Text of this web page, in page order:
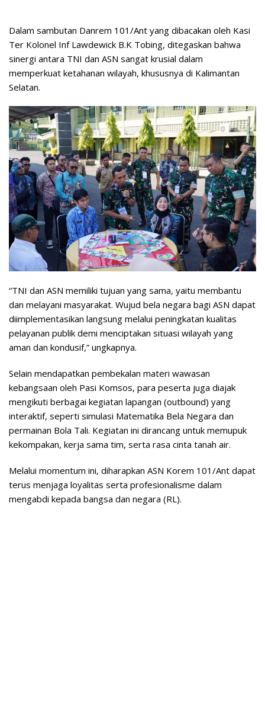
Dalam sambutan Danrem 101/Ant yang dibacakan oleh Kasi
Ter Kolonel Inf Lawdewick B.K Tobing, ditegaskan bahwa
sinergi antara TNI dan ASN sangat krusial dalam
memperkuat ketahanan wilayah, khususnya di Kalimantan
Selatan.
“TNI dan ASN memiliki tujuan yang sama, yaitu membantu
dan melayani masyarakat. Wujud bela negara bagi ASN dapat
diimplementasikan langsung melalui peningkatan kualitas
pelayanan publik demi menciptakan situasi wilayah yang
aman dan kondusif,” ungkapnya.
Selain mendapatkan pembekalan materi wawasan
kebangsaan oleh Pasi Komsos, para peserta juga diajak
mengikuti berbagai kegiatan lapangan (outbound) yang
interaktif, seperti simulasi Matematika Bela Negara dan
permainan Bola Tali. Kegiatan ini dirancang untuk memupuk
kekompakan, kerja sama tim, serta rasa cinta tanah air.
Melalui momentum ini, diharapkan ASN Korem 101/Ant dapat
terus menjaga loyalitas serta profesionalisme dalam
mengabdi kepada bangsa dan negara (RL).